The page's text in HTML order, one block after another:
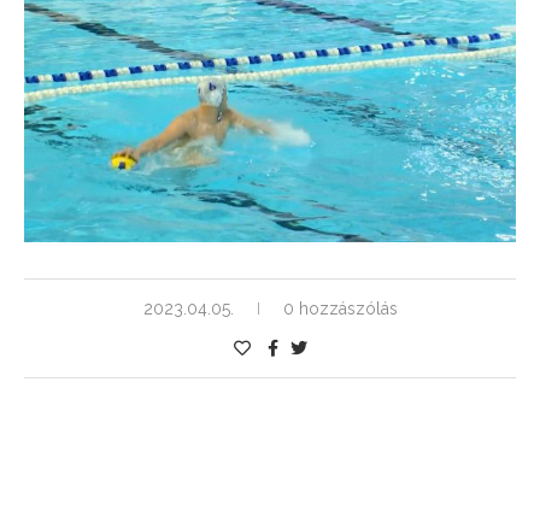
2023.04.05. 0 hozzászólás